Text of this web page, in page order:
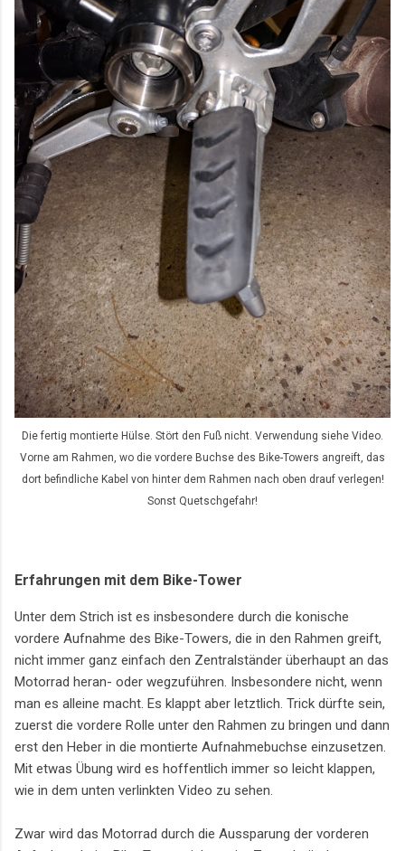
Die fertig montierte Hülse. Stört den Fuß nicht. Verwendung siehe Video.
Vorne am Rahmen, wo die vordere Buchse des Bike-Towers angreift, das
dort befindliche Kabel von hinter dem Rahmen nach oben drauf verlegen!
Sonst Quetschgefahr!
Erfahrungen mit dem Bike-Tower
Unter dem Strich ist es insbesondere durch die konische
vordere Aufnahme des Bike-Towers, die in den Rahmen greift,
nicht immer ganz einfach den Zentralständer überhaupt an das
Motorrad heran- oder wegzuführen. Insbesondere nicht, wenn
man es alleine macht. Es klappt aber letztlich. Trick dürfte sein,
zuerst die vordere Rolle unter den Rahmen zu bringen und dann
erst den Heber in die montierte Aufnahmebuchse einzusetzen.
Mit etwas Übung wird es hoffentlich immer so leicht klappen,
wie in dem unten verlinkten Video zu sehen.
Zwar wird das Motorrad durch die Aussparung der vorderen